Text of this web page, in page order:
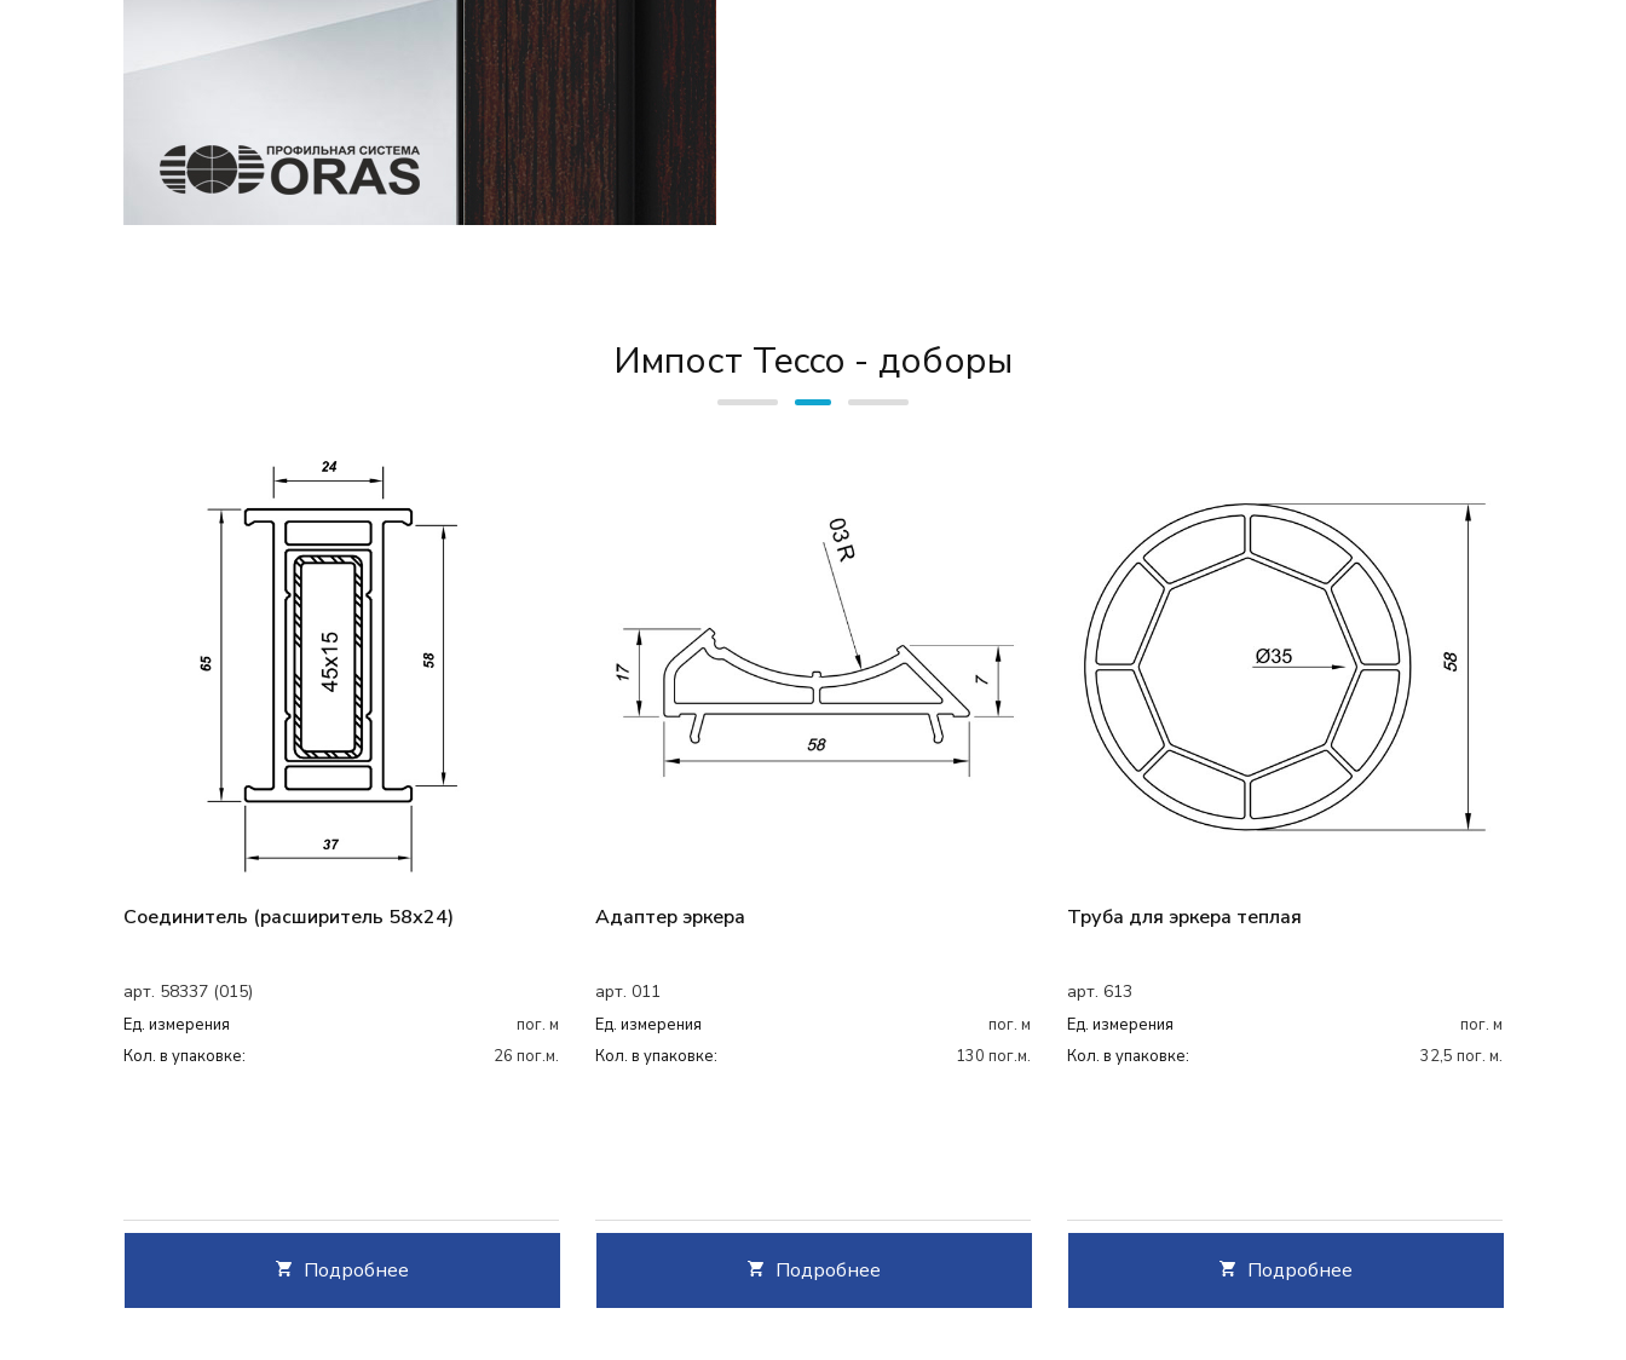
Импост Tecco - доборы
Соединитель (расширитель 58х24)
арт. 58337 (015)
Ед. измерения
пог. м
Кол. в упаковке:
26 пог.м.
Подробнее
Адаптер эркера
арт. 011
Ед. измерения
пог. м
Кол. в упаковке:
130 пог.м.
Подробнее
Труба для эркера теплая
арт. 613
Ед. измерения
пог. м
Кол. в упаковке:
32,5 пог. м.
Подробнее